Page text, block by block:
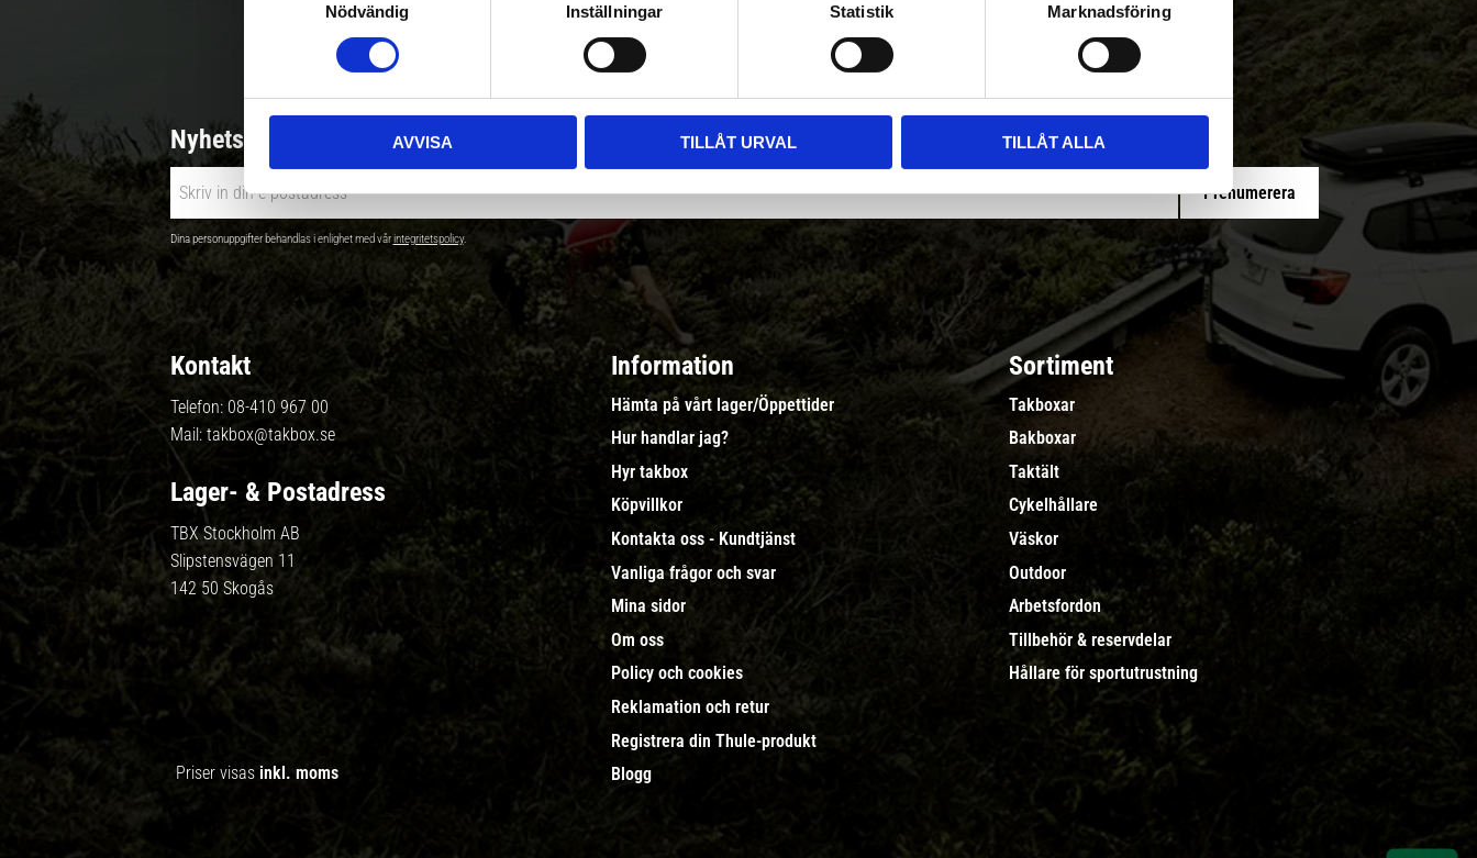
e
s
v
a
Nödvändig Inställningar Statistik Marknadsföring
AVVISA TILLÅT URVAL TILLÅT ALLA
Betala säkert || Snabba leveranser || Hämta på lagret med/utan montering
Nyhetsbrev - Ta del av nyheter & erbjudanden
Prenumerera
Dina personuppgifter behandlas i enlighet med vårintegritetspolicy.
Kontakt
Telefon: 08-410 967 00
Mail: takbox@takbox.se
Lager- & Postadress
TBX Stockholm AB
Slipstensvägen 11
142 50 Skogås
Information
Hämta på vårt lager/Öppettider
Hur handlar jag?
Hyr takbox
Köpvillkor
Kontakta oss - Kundtjänst
Vanliga frågor och svar
Mina sidor
Om oss
Policy och cookies
Reklamation och retur
Registrera din Thule-produkt
Blogg
Sortiment
Takboxar
Bakboxar
Taktält
Cykelhållare
Väskor
Outdoor
Arbetsfordon
Tillbehör & reservdelar
Hållare för sportutrustning
Priser visas inkl. moms